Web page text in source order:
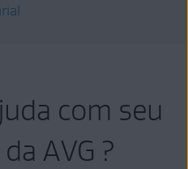
com seu
AVG ?